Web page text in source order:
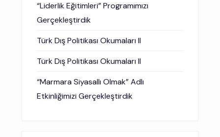
“Liderlik Eğitimleri” Programımızı
Gerçekleştirdik
Türk Dış Politikası Okumaları II
Türk Dış Politikası Okumaları II
“Marmara Siyasallı Olmak” Adlı
Etkinliğimizi Gerçekleştirdik